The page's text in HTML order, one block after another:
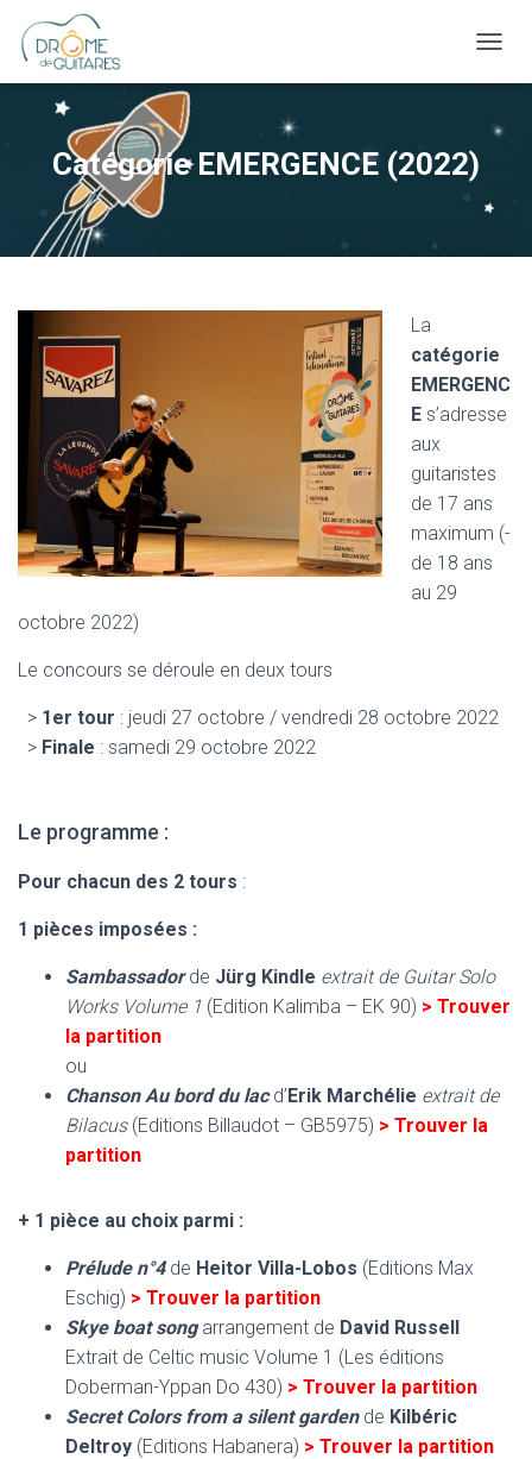
Catégorie EMERGENCE (2022)
La
catégorie
EMERGENC
E s’adresse
aux
guitaristes
de 17 ans
maximum (-
de 18 ans
au 29
octobre 2022)
Le concours se déroule en deux tours
> 1er tour : jeudi 27 octobre / vendredi 28 octobre 2022
> Finale : samedi 29 octobre 2022
Le programme :
Pour chacun des 2 tours :
1 pièces imposées :
Sambassadorde Jürg Kindle extrait de Guitar Solo
Works Volume 1 (Edition Kalimba – EK 90) > Trouver
la partition
ou
Chanson Au bord du lacd’Erik Marchélie extrait de
Bilacus(Editions Billaudot – GB5975) > Trouver la
partition
+ 1 pièce au choix parmi :
Prélude n°4de Heitor Villa-Lobos (Editions Max
Eschig) > Trouver la partition
Skye boat song arrangement de David Russell
Extrait de Celtic music Volume 1 (Les éditions
Doberman-Yppan Do 430) > Trouver la partition
Secret Colors from a silent gardende Kilbéric
Deltroy (Editions Habanera) > Trouver la partition